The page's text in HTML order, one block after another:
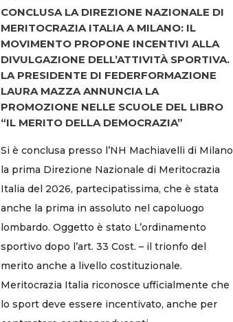
CONCLUSA LA DIREZIONE NAZIONALE DI
MERITOCRAZIA ITALIA A MILANO: IL
MOVIMENTO PROPONE INCENTIVI ALLA
DIVULGAZIONE DELL’ATTIVITÀ SPORTIVA.
LA PRESIDENTE DI FEDERFORMAZIONE
LAURA MAZZA ANNUNCIA LA
PROMOZIONE NELLE SCUOLE DEL LIBRO
“IL MERITO DELLA DEMOCRAZIA”
Si è conclusa presso l’NH Machiavelli di Milano
la prima Direzione Nazionale di Meritocrazia
Italia del 2026, partecipatissima, che è stata
anche la prima in assoluto nel capoluogo
lombardo. Oggetto è stato L’ordinamento
sportivo dopo l’art. 33 Cost. – il trionfo del
merito anche a livello costituzionale.
Meritocrazia Italia riconosce ufficialmente che
lo sport deve essere incentivato, anche per